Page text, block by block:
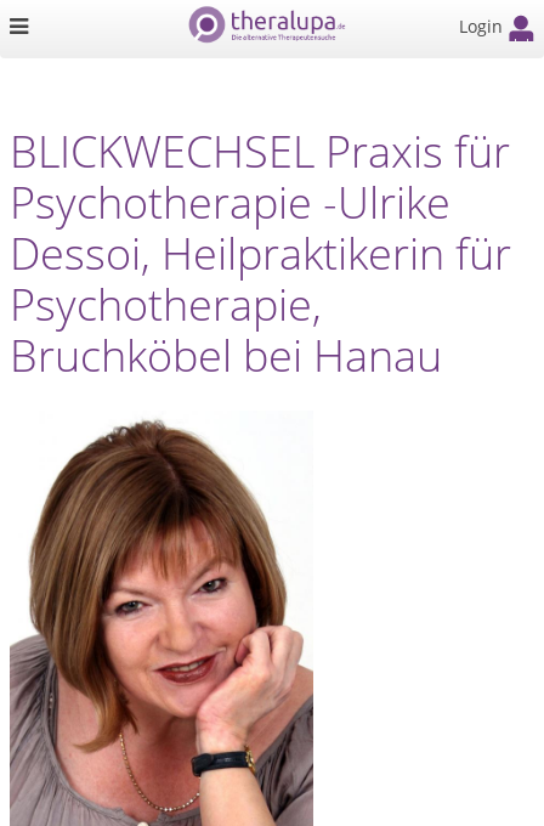
Login
BLICKWECHSEL Praxis für
Psychotherapie -Ulrike
Dessoi, Heilpraktikerin für
Psychotherapie,
Bruchköbel bei Hanau